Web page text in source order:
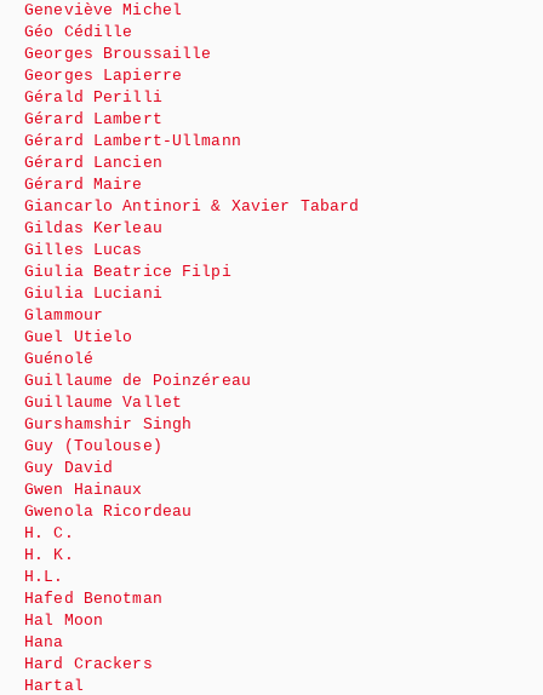
Geneviève Michel
Géo Cédille
Georges Broussaille
Georges Lapierre
Gérald Perilli
Gérard Lambert
Gérard Lambert-Ullmann
Gérard Lancien
Gérard Maire
Giancarlo Antinori & Xavier Tabard
Gildas Kerleau
Gilles Lucas
Giulia Beatrice Filpi
Giulia Luciani
Glammour
Guel Utielo
Guénolé
Guillaume de Poinzéreau
Guillaume Vallet
Gurshamshir Singh
Guy (Toulouse)
Guy David
Gwen Hainaux
Gwenola Ricordeau
H. C.
H. K.
H.L.
Hafed Benotman
Hal Moon
Hana
Hard Crackers
Hartal